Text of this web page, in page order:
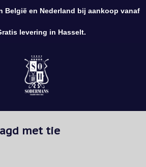
met tie
en Nederland bij aankoop vanaf
levering in Hasselt.